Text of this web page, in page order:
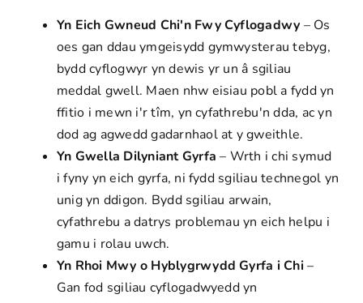
Yn Eich Gwneud Chi'n Fwy Cyflogadwy – Os
oes gan ddau ymgeisydd gymwysterau tebyg,
bydd cyflogwyr yn dewis yr un â sgiliau
meddal gwell. Maen nhw eisiau pobl a fydd yn
ffitio i mewn i'r tîm, yn cyfathrebu'n dda, ac yn
dod ag agwedd gadarnhaol at y gweithle.
Yn Gwella Dilyniant Gyrfa – Wrth i chi symud
i fyny yn eich gyrfa, ni fydd sgiliau technegol yn
unig yn ddigon. Bydd sgiliau arwain,
cyfathrebu a datrys problemau yn eich helpu i
gamu i rolau uwch.
Yn Rhoi Mwy o Hyblygrwydd Gyrfa i Chi–
Gan fod sgiliau cyflogadwyedd yn